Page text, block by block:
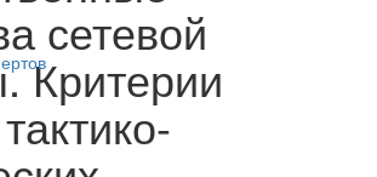
сетевой
Критерии